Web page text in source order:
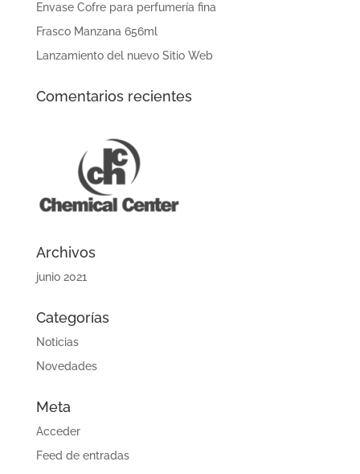
Envase Cofre para perfumería fina
Frasco Manzana 656ml
Lanzamiento del nuevo Sitio Web
Comentarios recientes
Archivos
junio 2021
Categorías
Noticias
Novedades
Meta
Acceder
Feed de entradas